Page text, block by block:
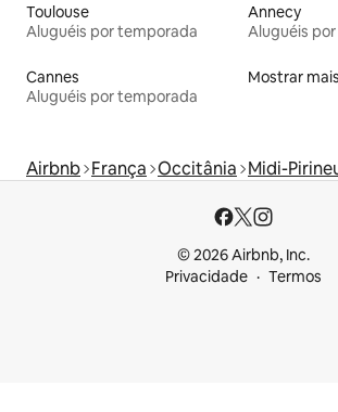
Toulouse
Aluguéis por temporada
Annecy
Aluguéis
Cannes
Aluguéis por temporada
Mostrar mais
Airbnb França Occitânia Midi-
© 2026 Airbnb, Inc.
Privacidade
Termos